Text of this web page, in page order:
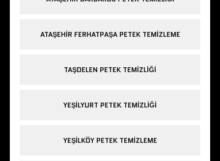
ATAŞEHIR FERHATPAŞA PETEK TEMIZLEME
TAŞDELEN PETEK TEMIZLIĞI
YEŞILYURT PETEK TEMIZLIĞI
YEŞILKÖY PETEK TEMIZLEME